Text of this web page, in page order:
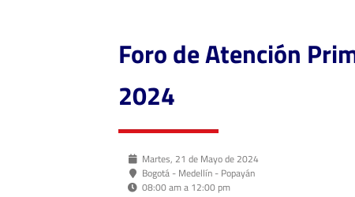
Foro de Atención
2024
Martes, 21 de Mayo de 2024
Bogotá - Medellín - Popayán
08:00 am a 12:00 pm